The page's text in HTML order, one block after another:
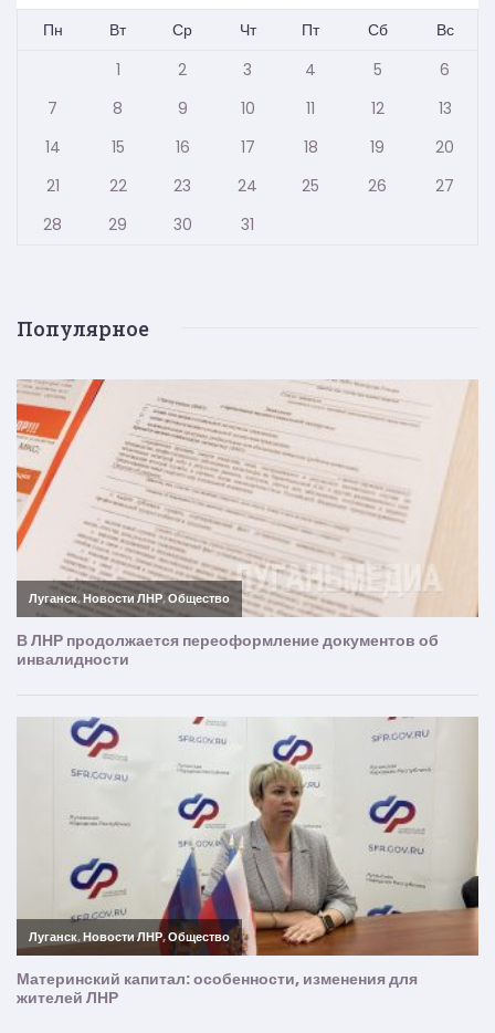
Пн
Вт Ср Чт Пт Сб
Вс
1
2 3 4 5
6
7
8 9 10 11 12
13
14
15 16 17 18 19
20
21
22 23 24 25 26
27
28
29 30 31
Популярное